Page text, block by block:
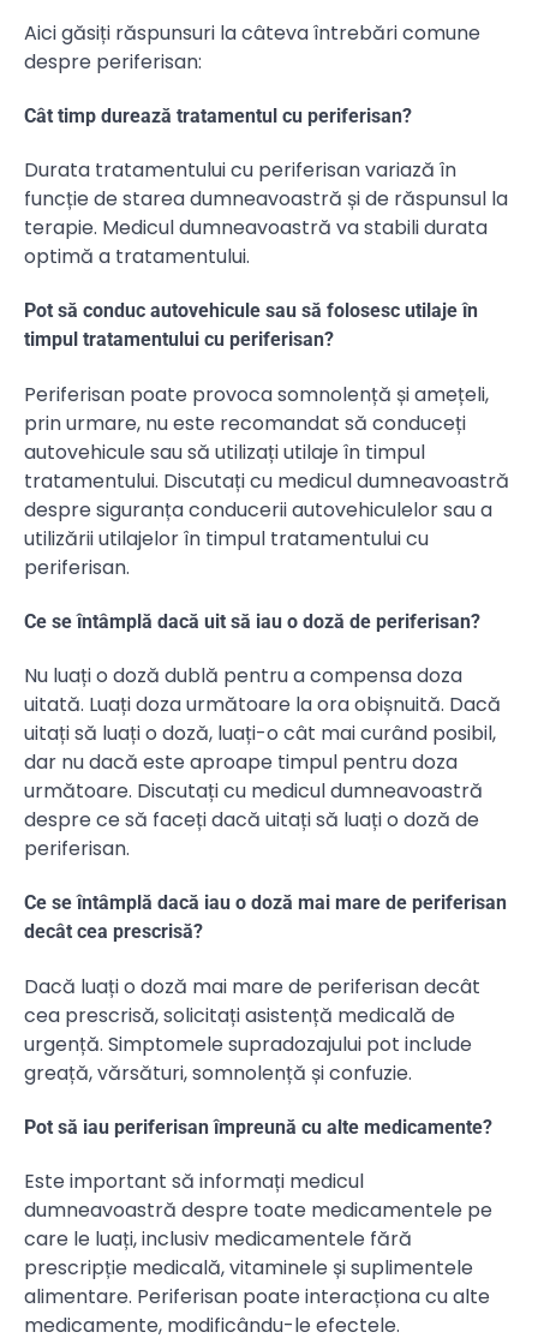
Aici găsiți răspunsuri la câteva întrebări comune
despre periferisan:
Cât timp durează tratamentul cu periferisan?
Durata tratamentului cu periferisan variază în
funcție de starea dumneavoastră și de răspunsul la
terapie. Medicul dumneavoastră va stabili durata
optimă a tratamentului.
Pot să conduc autovehicule sau să folosesc utilaje în
timpul tratamentului cu periferisan?
Periferisan poate provoca somnolență și amețeli,
prin urmare, nu este recomandat să conduceți
autovehicule sau să utilizați utilaje în timpul
tratamentului. Discutați cu medicul dumneavoastră
despre siguranța conducerii autovehiculelor sau a
utilizării utilajelor în timpul tratamentului cu
periferisan.
Ce se întâmplă dacă uit să iau o doză de periferisan?
Nu luați o doză dublă pentru a compensa doza
uitată. Luați doza următoare la ora obișnuită. Dacă
uitați să luați o doză, luați-o cât mai curând posibil,
dar nu dacă este aproape timpul pentru doza
următoare. Discutați cu medicul dumneavoastră
despre ce să faceți dacă uitați să luați o doză de
periferisan.
Ce se întâmplă dacă iau o doză mai mare de periferisan
decât cea prescrisă?
Dacă luați o doză mai mare de periferisan decât
cea prescrisă, solicitați asistență medicală de
urgență. Simptomele supradozajului pot include
greață, vărsături, somnolență și confuzie.
Pot să iau periferisan împreună cu alte medicamente?
Este important să informați medicul
dumneavoastră despre toate medicamentele pe
care le luați, inclusiv medicamentele fără
prescripție medicală, vitaminele și suplimentele
alimentare. Periferisan poate interacționa cu alte
medicamente, modificându-le efectele.